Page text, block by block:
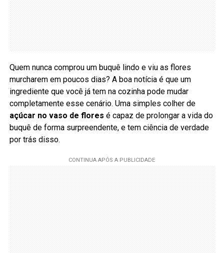
Quem nunca comprou um buquê lindo e viu as flores
murcharem em poucos dias? A boa notícia é que um
ingrediente que você já tem na cozinha pode mudar
completamente esse cenário. Uma simples colher de
açúcar no vaso de flores é capaz de prolongar a vida do
buquê de forma surpreendente, e tem ciência de verdade
por trás disso.